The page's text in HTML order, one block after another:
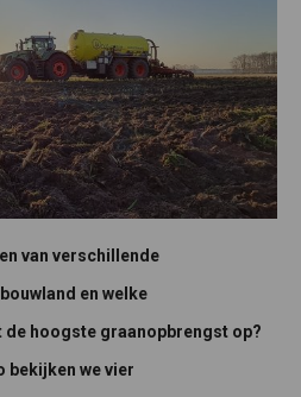
van verschillende
en welke
hoogste graanopbrengst op?
bekijken we vier